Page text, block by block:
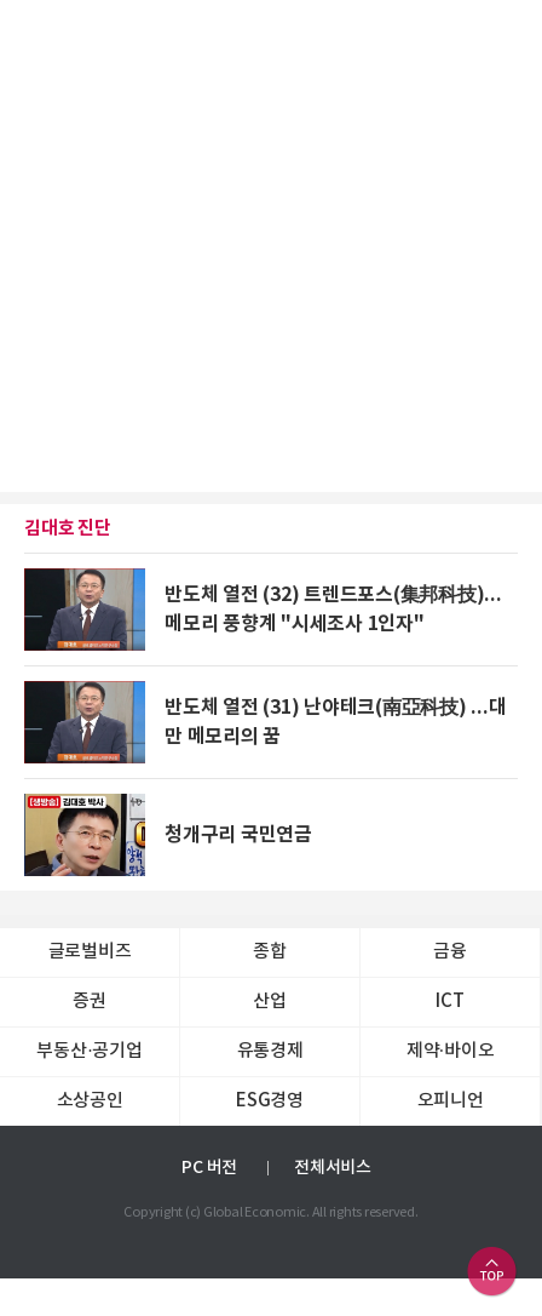
김대호 진단
반도체 열전 (32) 트렌드포스(集邦科技)...
메모리 풍향계 "시세조사 1인자"
반도체 열전 (31) 난야테크(南亞科技) ...대
만 메모리의 꿈
청개구리 국민연금
글로벌비즈 종합 금융
증권 산업 ICT
부동산·공기업 유통경제 제약∙바이오
소상공인 ESG경영 오피니언
PC 버전 전체서비스
Copyright (c) Global Economic. All rights reserved.